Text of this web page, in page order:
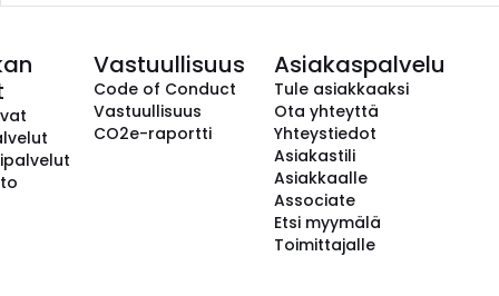
Vastuullisuus
Code of Conduct
Vastuullisuus
CO2e-raportti
Asiakaspalvelu
Tule asiakkaaksi
Ota yhteyttä
Yhteystiedot
Asiakastili
Asiakkaalle
Associate
Etsi myymälä
Toimittajalle